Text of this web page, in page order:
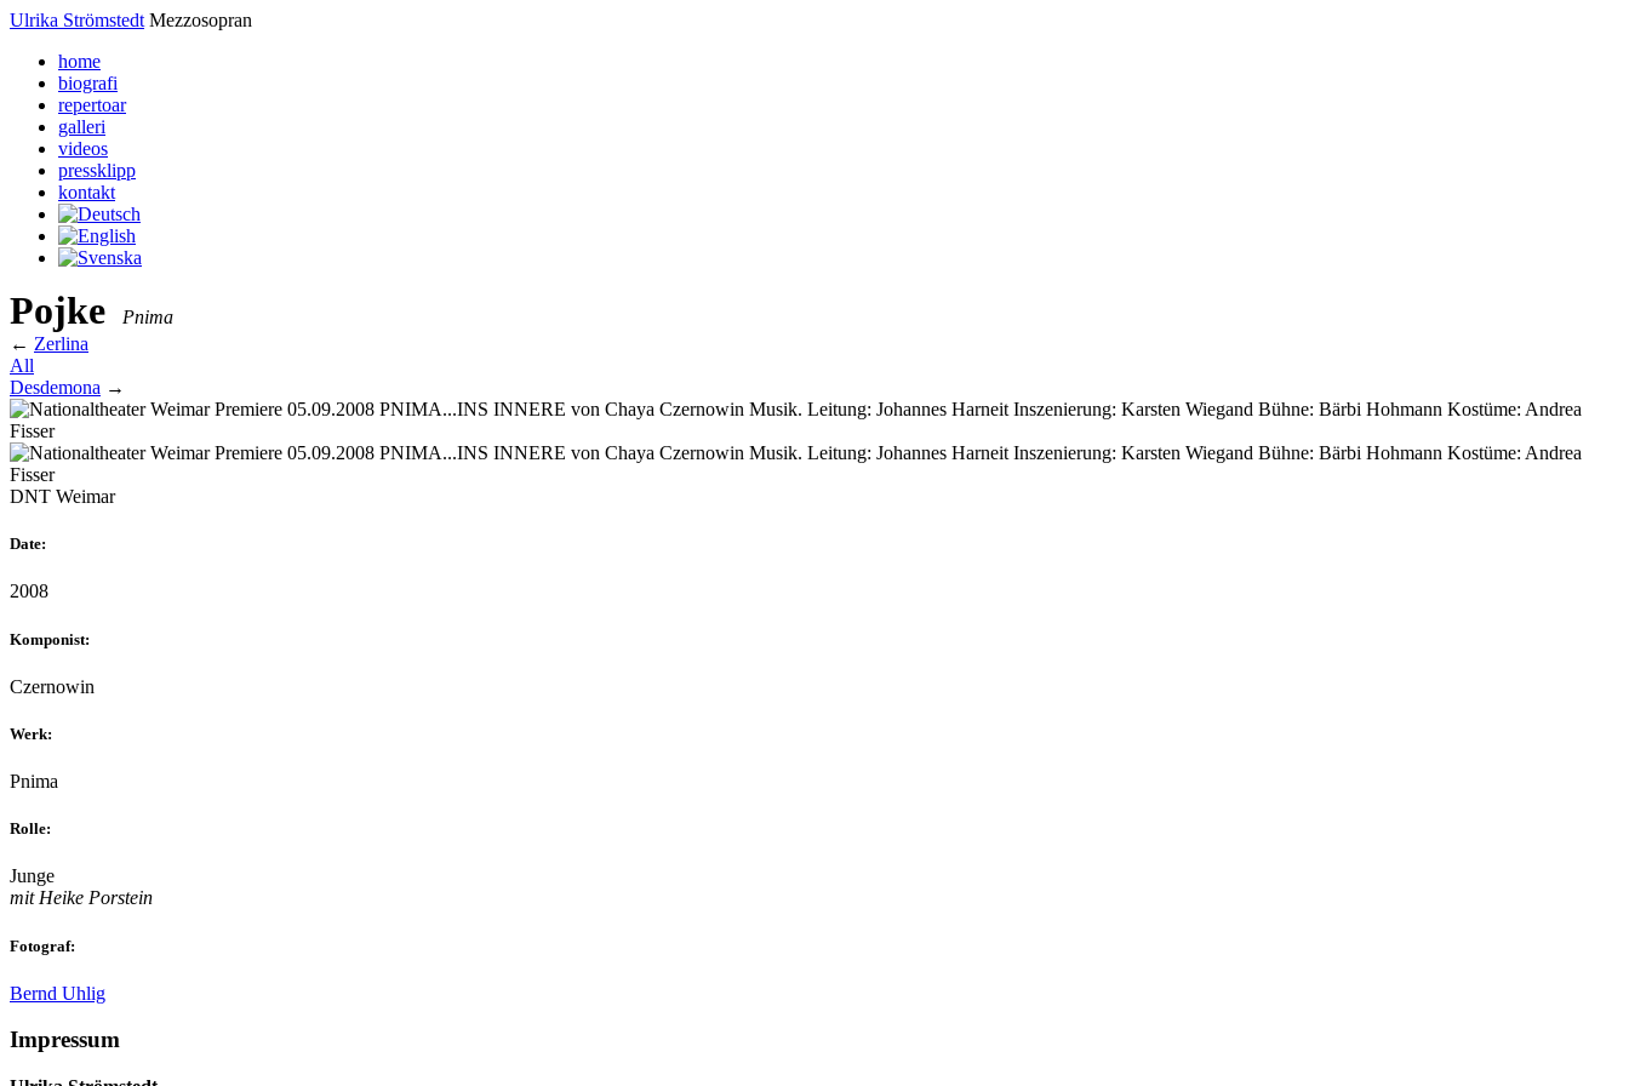
Ulrika Strömstedt Mezzosopran
home
biografi
repertoar
galleri
videos
pressklipp
kontakt
Pojke
Pnima
← Zerlina
All
Desdemona →
DNT Weimar
Date:
2008
Komponist:
Czernowin
Werk:
Pnima
Rolle:
Junge
mit Heike Porstein
Fotograf:
Bernd Uhlig
Impressum